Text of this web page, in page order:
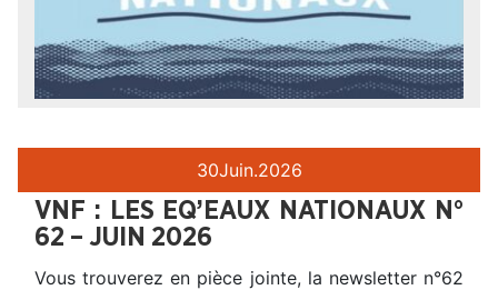
30Juin.2026
VNF : LES EQ’EAUX NATIONAUX N°
62 – JUIN 2026
Vous trouverez en pièce jointe, la newsletter n°62